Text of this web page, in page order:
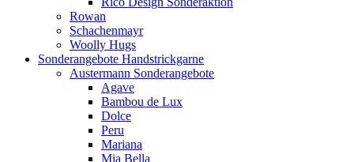
Rowan
Schachenmayr
Woolly Hugs
Sonderangebote Handstrickgarne
Austermann Sonderangebote
Agave
Bambou de Lux
Dolce
Peru
Mariana
Mia Bella